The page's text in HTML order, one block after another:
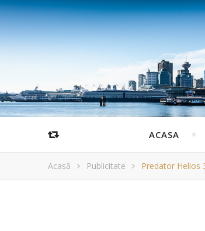
ACASA
Acasă Publicitate Predator Helios